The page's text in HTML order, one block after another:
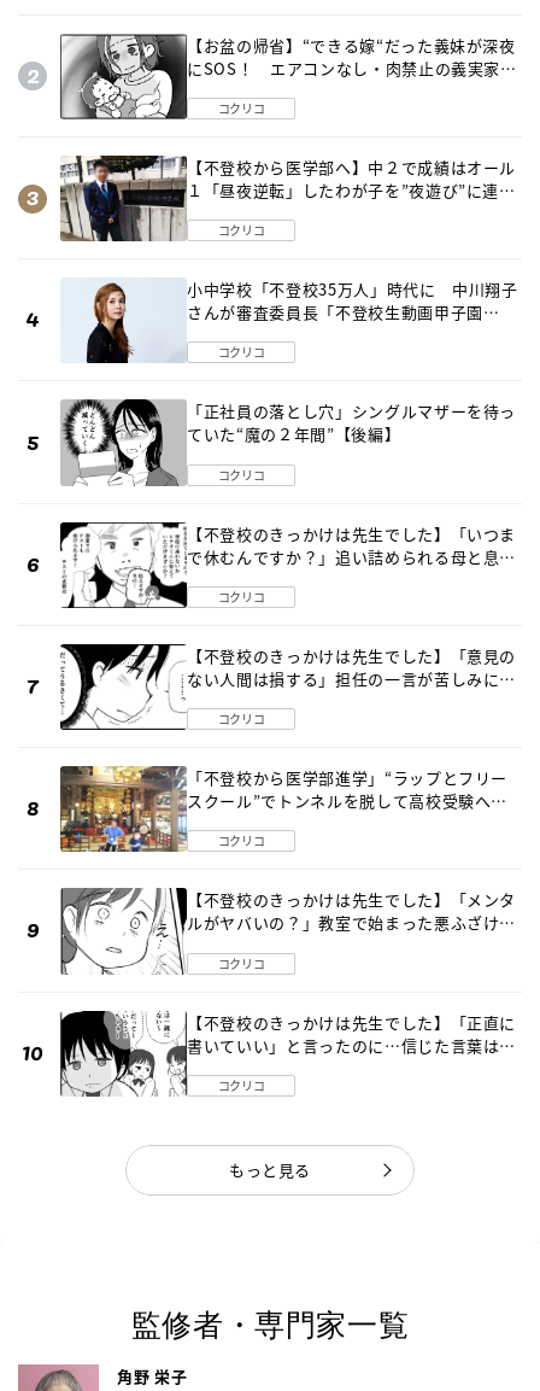
【お盆の帰省】“できる嫁“だった義妹が深夜
にSOS！ エアコンなし・肉禁止の義実家ル
コクリコ
【不登校から医学部へ】中２で成績はオール
１「昼夜逆転」したわが子を”夜遊び”に連れ
コクリコ
小中学校「不登校35万人」時代に 中川翔子
さんが審査委員長「不登校生動画甲子園
コクリコ
「正社員の落とし穴」シングルマザーを待っ
ていた“魔の２年間”【後編】
コクリコ
【不登校のきっかけは先生でした】「いつま
で休むんですか？」追い詰められる母と息子
コクリコ
【不登校のきっかけは先生でした】「意見の
ない人間は損する」担任の一言が苦しみに…
コクリコ
「不登校から医学部進学」“ラップとフリー
スクール”でトンネルを脱して高校受験へ
コクリコ
【不登校のきっかけは先生でした】「メンタ
ルがヤバいの？」教室で始まった悪ふざけ
コクリコ
【不登校のきっかけは先生でした】「正直に
書いていい」と言ったのに…信じた言葉は噓
コクリコ
もっと見る
監修者・専門家一覧
角野 栄子